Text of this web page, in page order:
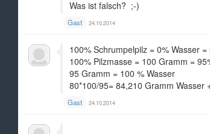
Was ist falsch? ;-)
Gast 24.10.2014
100% Schrumpelpilz = 0% Wasser
100% Pilzmasse = 100 Gramm =
95 Gramm = 100 % Wasser
80*100/95= 84,210 Gramm Wasser
Gast 24.10.2014